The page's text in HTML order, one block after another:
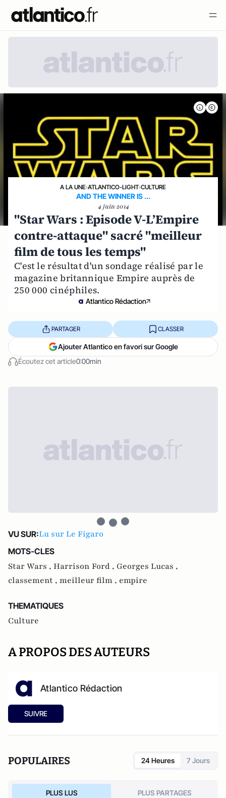
A LA UNE›ATLANTICO-LIGHT›CULTURE
AND THE WINNER IS ...
4 juin 2014
"Star Wars : Episode V-L’Empire
contre-attaque" sacré "meilleur
film de tous les temps"
C'est le résultat d'un sondage réalisé par le
magazine britannique Empire auprès de
250 000 cinéphiles.
Atlantico Rédaction
Écoutez cet article0:00min
PARTAGER CLASSER
Ajouter Atlantico en favori sur Google
VU SUR:Lu sur Le Figaro
MOTS-CLES
Star Wars , Harrison Ford , Georges Lucas ,
classement , meilleur film , empire
THEMATIQUES
Culture
A PROPOS DES AUTEURS
Atlantico Rédaction
SUIVRE
POPULAIRES 24 Heures 7 Jours
PLUS LUS PLUS PARTAGES